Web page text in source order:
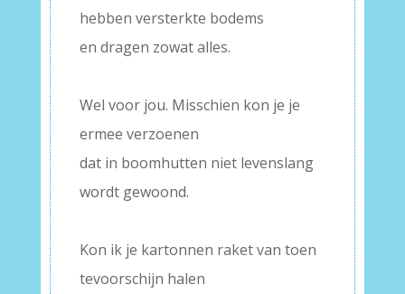
hebben versterkte bodems
en dragen zowat alles.
Wel voor jou. Misschien kon je je
ermee verzoenen
dat in boomhutten niet levenslang
wordt gewoond.
Kon ik je kartonnen raket van toen
tevoorschijn halen